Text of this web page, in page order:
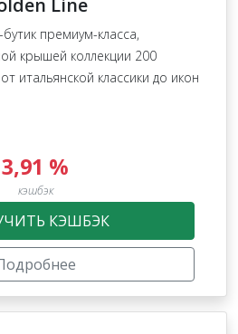
премиум-класса,
крышей коллекции 200
итальянской классики до икон
3,91 %
кэшбэк
КЭШБЭК